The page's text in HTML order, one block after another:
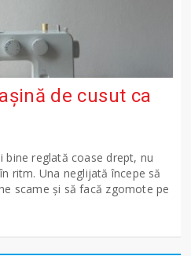
de cusut ca
bine reglată coase drept, nu
ritm. Una neglijată începe să
scame și să facă zgomote pe